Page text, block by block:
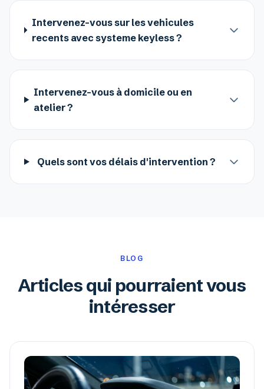
Intervenez-vous sur les vehicules
recents avec systeme keyless ?
Intervenez-vous à domicile ou en
atelier ?
Quels sont vos délais d'intervention ?
BLOG
Articles qui pourraient vous
intéresser